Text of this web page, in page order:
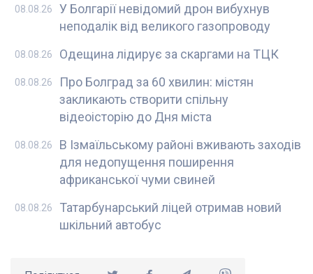
У Болгарії невідомий дрон вибухнув
неподалік від великого газопроводу
08.08.26
Одещина лідирує за скаргами на ТЦК
08.08.26
Про Болград за 60 хвилин: містян
закликають створити спільну
відеоісторію до Дня міста
08.08.26
В Ізмаїльському районі вживають заходів
для недопущення поширення
африканської чуми свиней
08.08.26
Татарбунарський ліцей отримав новий
шкільний автобус
08.08.26